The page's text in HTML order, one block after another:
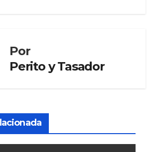
Por
Perito y Tasador